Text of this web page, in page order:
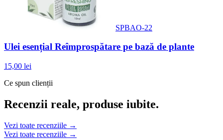
SPBAO-22
Ulei esențial Reîmprospătare pe bază de plante
15,00 lei
Ce spun clienții
Recenzii reale, produse iubite.
Vezi toate recenziile →
Vezi toate recenziile →